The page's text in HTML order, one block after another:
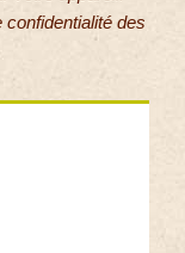
des